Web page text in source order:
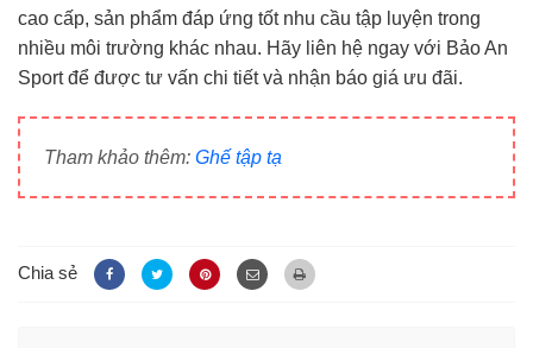
cao cấp, sản phẩm đáp ứng tốt nhu cầu tập luyện trong
nhiều môi trường khác nhau. Hãy liên hệ ngay với Bảo An
Sport để được tư vấn chi tiết và nhận báo giá ưu đãi.
Tham khảo thêm: Ghế tập tạ
Chia sẻ